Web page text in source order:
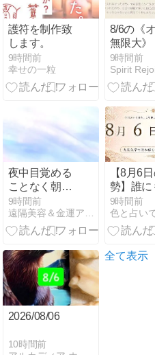
護符を制作致
します。
9時間前
幸せの一粒
8/6の《
無限大》
まが、そ
じゃない
と、教え
9時間前
Spirit
夜中目覚める
ことなく朝ま
で眠れました
～膀胱のヒー
リングお客様
9時間前
【8月6
勢】誰に
けないこ
開運のカ
今日の吉
9時間前
2026/08/06
10時間前
全て表示